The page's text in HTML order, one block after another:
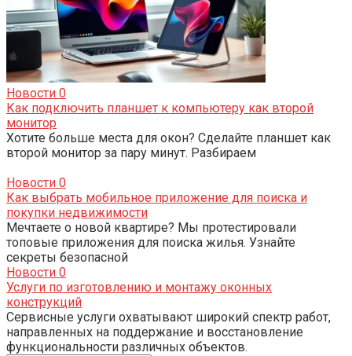
Новости 0
Как подключить планшет к компьютеру как второй
монитор
Хотите больше места для окон? Сделайте планшет как
второй монитор за пару минут. Разбираем
Новости 0
Как выбрать мобильное приложение для поиска и
покупки недвижимости
Мечтаете о новой квартире? Мы протестировали
топовые приложения для поиска жилья. Узнайте
секреты безопасной
Новости 0
Услуги по изготовлению и монтажу оконных
конструкций
Сервисные услуги охватывают широкий спектр работ,
направленных на поддержание и восстановление
функциональности различных объектов.